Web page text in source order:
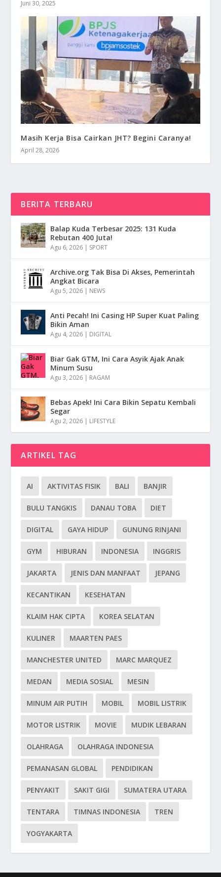
Juni 30, 2025
Masih Kerja Bisa Cairkan JHT? Begini Caranya!
April 28, 2026
BERITA TERBARU
Balap Kuda Terbesar 2025: 131 Kuda
Rebutan 400 Juta!
Agu 6, 2026 | SPORT
Archive.org Tak Bisa Di Akses, Pemerintah
Angkat Bicara
Agu 5, 2026 | NEWS
Anti Pecah! Ini Casing HP Super Kuat Paling
Bikin Aman
Agu 4, 2026 | DIGITAL
Biar Gak GTM, Ini Cara Asyik Ajak Anak
Minum Susu
Agu 3, 2026 | RAGAM
Bebas Apek! Ini Cara Bikin Sepatu Kembali
Segar
Agu 2, 2026 | LIFESTYLE
ARTIKEL TAG
AI AKTIVITAS FISIK BALI BANJIR
BULU TANGKIS DANAU TOBA DIET
DIGITAL GAYA HIDUP GUNUNG RINJANI
GYM HIBURAN INDONESIA INGGRIS
JAKARTA JENIS DAN MANFAAT JEPANG
KECANTIKAN KESEHATAN
KLAIM HAK CIPTA KOREA SELATAN
KULINER MAARTEN PAES
MANCHESTER UNITED MARC MARQUEZ
MEDAN MEDIA SOSIAL MESIN
MINUM AIR PUTIH MOBIL MOBIL LISTRIK
MOTOR LISTRIK MOVIE MUDIK LEBARAN
OLAHRAGA OLAHRAGA INDONESIA
PEMANASAN GLOBAL PENDIDIKAN
PENYAKIT SAKIT GIGI SUMATERA UTARA
TENTARA TIMNAS INDONESIA TREN
YOGYAKARTA